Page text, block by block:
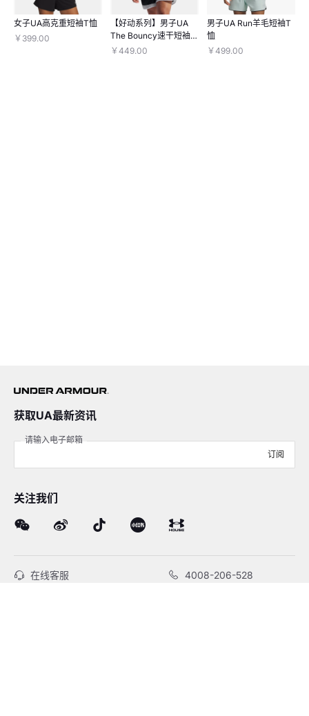
女子UA高克重短袖T恤
￥399.00
【好动系列】男子UA
The Bouncy速干短袖T
恤
￥449.00
男子UA Run羊毛短袖T
恤
￥499.00
获取UA最新资讯
请输入电子邮箱
订阅
关注我们
在线客服 4008-206-528